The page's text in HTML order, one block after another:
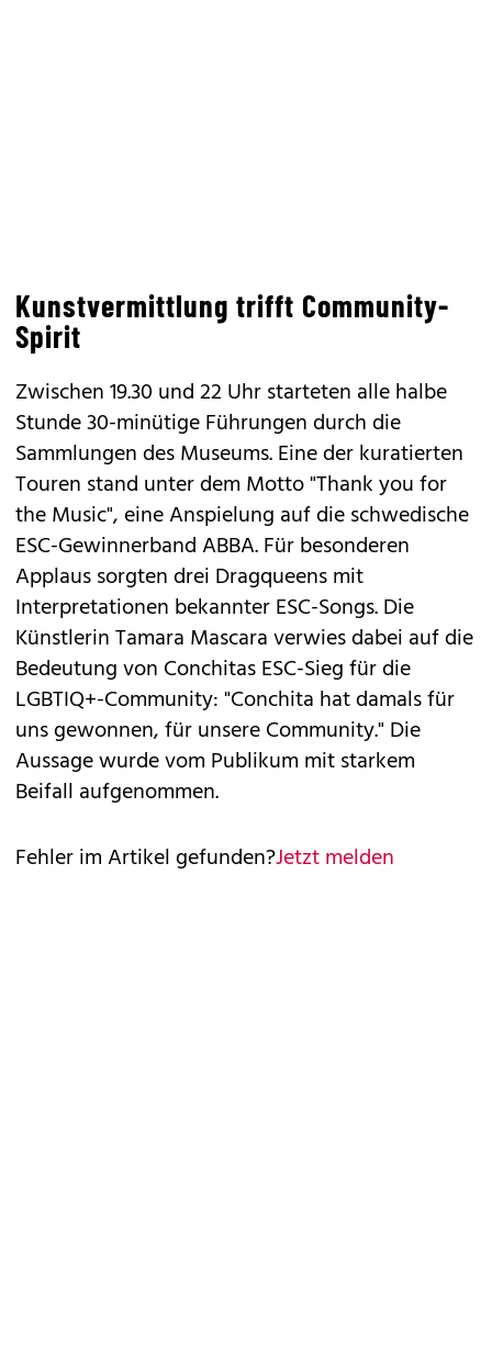
Kunstvermittlung trifft Community-
Spirit
Zwischen 19.30 und 22 Uhr starteten alle halbe
Stunde 30-minütige Führungen durch die
Sammlungen des Museums. Eine der kuratierten
Touren stand unter dem Motto "Thank you for
the Music", eine Anspielung auf die schwedische
ESC-Gewinnerband ABBA. Für besonderen
Applaus sorgten drei Dragqueens mit
Interpretationen bekannter ESC-Songs. Die
Künstlerin Tamara Mascara verwies dabei auf die
Bedeutung von Conchitas ESC-Sieg für die
LGBTIQ+-Community: "Conchita hat damals für
uns gewonnen, für unsere Community." Die
Aussage wurde vom Publikum mit starkem
Beifall aufgenommen.
Fehler im Artikel gefunden?Jetzt melden